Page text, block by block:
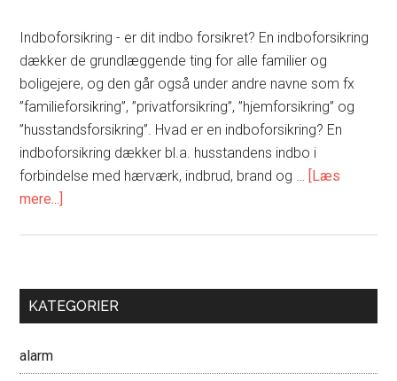
Indboforsikring - er dit indbo forsikret? En indboforsikring
dækker de grundlæggende ting for alle familier og
boligejere, og den går også under andre navne som fx
”familieforsikring”, ”privatforsikring”, ”hjemforsikring” og
”husstandsforsikring”. Hvad er en indboforsikring? En
indboforsikring dækker bl.a. husstandens indbo i
forbindelse med hærværk, indbrud, brand og … [Læs
mere...]
Primær
KATEGORIER
alarm